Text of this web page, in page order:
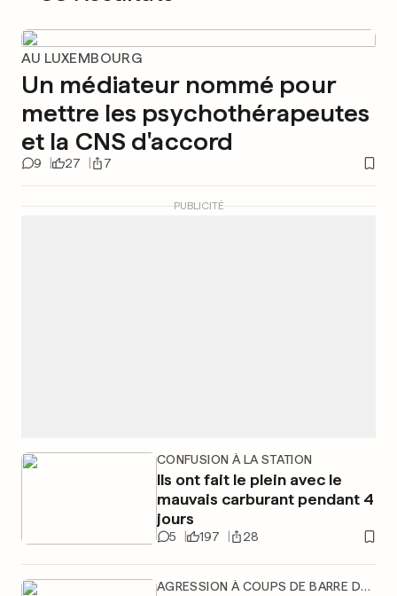
AU LUXEMBOURG
Un médiateur nommé pour
mettre les psychothérapeutes
et la CNS d'accord
9 27 7
CONFUSION À LA STATION
Ils ont fait le plein avec le
mauvais carburant pendant 4
jours
5 197 28
AGRESSION À COUPS DE BARRE DE FER
PUBLICITÉ